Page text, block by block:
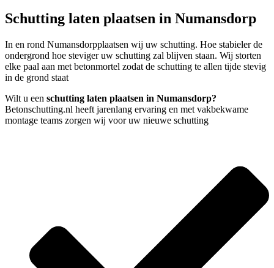
Schutting laten plaatsen in Numansdorp
In en rond Numansdorpplaatsen wij uw schutting. Hoe stabieler de
ondergrond hoe steviger uw schutting zal blijven staan. Wij storten
elke paal aan met betonmortel zodat de schutting te allen tijde stevig
in de grond staat
Wilt u een schutting laten plaatsen in Numansdorp?
Betonschutting.nl heeft jarenlang ervaring en met vakbekwame
montage teams zorgen wij voor uw nieuwe schutting